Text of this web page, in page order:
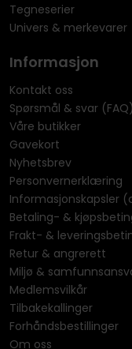
Tegneserier
Univers & merkevarer
Informasjon
Kontakt oss
Spørsmål & svar (FAQ)
Våre butikker
Gavekort
Nyhetsbrev
Personvernerklæring
Informasjonskapsler
Betaling- &
Frakt- &
Retur & angrerett
Miljø &
Medlemsvilkår
Tilbakekallinger
Forhåndsbestillinger
Om oss